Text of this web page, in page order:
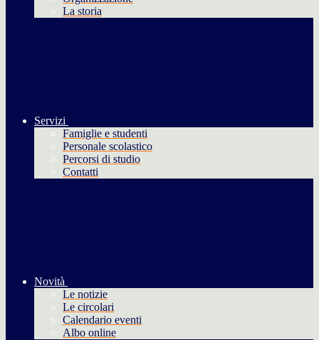
La storia
Servizi
Famiglie e studenti
Personale scolastico
Percorsi di studio
Contatti
Novità
Le notizie
Le circolari
Calendario eventi
Albo online